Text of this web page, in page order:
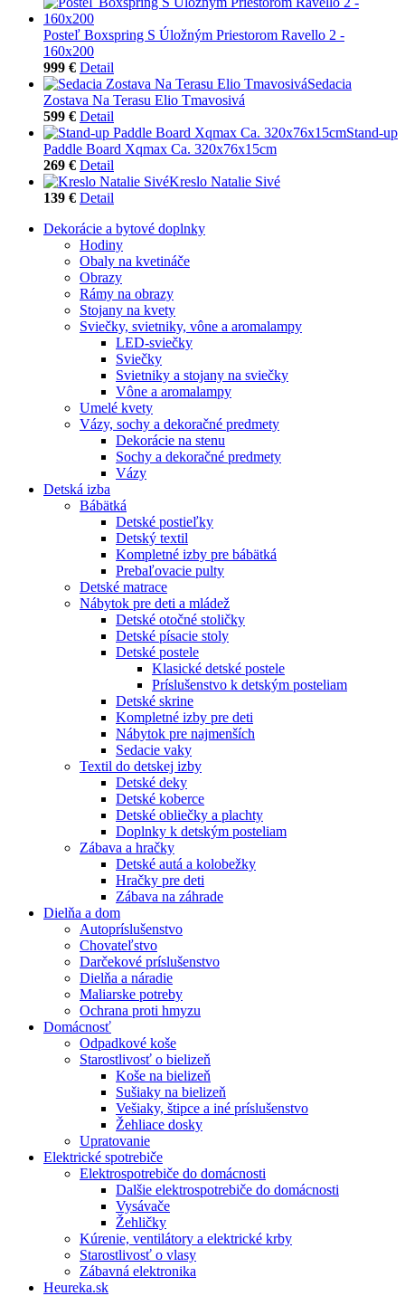
Posteľ Boxspring S Úložným Priestorom Ravello 2 -
160x200
999 € Detail
Sedacia
Zostava Na Terasu Elio Tmavosivá
599 € Detail
Stand-up
Paddle Board Xqmax Ca. 320x76x15cm
269 € Detail
Kreslo Natalie Sivé
139 € Detail
Dekorácie a bytové doplnky
Hodiny
Obaly na kvetináče
Obrazy
Rámy na obrazy
Stojany na kvety
Sviečky, svietniky, vône a aromalampy
LED-sviečky
Sviečky
Svietniky a stojany na sviečky
Vône a aromalampy
Umelé kvety
Vázy, sochy a dekoračné predmety
Dekorácie na stenu
Sochy a dekoračné predmety
Vázy
Detská izba
Bábätká
Detské postieľky
Detský textil
Kompletné izby pre bábätká
Prebaľovacie pulty
Detské matrace
Nábytok pre deti a mládež
Detské otočné stoličky
Detské písacie stoly
Detské postele
Klasické detské postele
Príslušenstvo k detským posteliam
Detské skrine
Kompletné izby pre deti
Nábytok pre najmenších
Sedacie vaky
Textil do detskej izby
Detské deky
Detské koberce
Detské obliečky a plachty
Doplnky k detským posteliam
Zábava a hračky
Detské autá a kolobežky
Hračky pre deti
Zábava na záhrade
Dielňa a dom
Autopríslušenstvo
Chovateľstvo
Darčekové príslušenstvo
Dielňa a náradie
Maliarske potreby
Ochrana proti hmyzu
Domácnosť
Odpadkové koše
Starostlivosť o bielizeň
Koše na bielizeň
Sušiaky na bielizeň
Vešiaky, štipce a iné príslušenstvo
Žehliace dosky
Upratovanie
Elektrické spotrebiče
Elektrospotrebiče do domácnosti
Dalšie elektrospotrebiče do domácnosti
Vysávače
Žehličky
Kúrenie, ventilátory a elektrické krby
Starostlivosť o vlasy
Zábavná elektronika
Heureka.sk